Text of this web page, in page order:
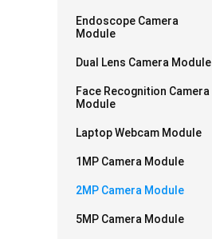
Endoscope Camera
Module
Dual Lens Camera Module
Face Recognition Camera
Module
Laptop Webcam Module
1MP Camera Module
2MP Camera Module
5MP Camera Module